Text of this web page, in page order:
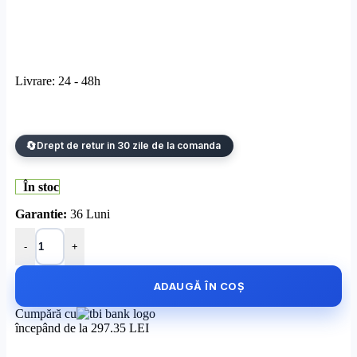
Livrare: 24 - 48h
Drept de retur in 30 zile de la comanda
În stoc
Garantie: 36 Luni
-
Cantitate NVR 4K, 32 canale 12MP +16 porturi POE-
+
ADAUGĂ ÎN COȘ
Cumpără cu
începând de la 297.35 LEI